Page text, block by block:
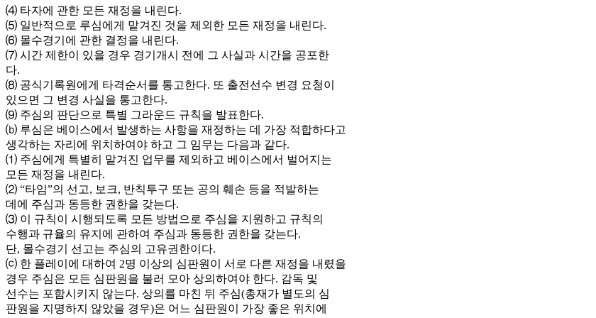
⑷ 타자에 관한 모든 재정을 내린다.
⑸ 일반적으로 루심에게 맡겨진 것을 제외한 모든 재정을 내린다.
⑹ 몰수경기에 관한 결정을 내린다.
⑺ 시간 제한이 있을 경우 경기개시 전에 그 사실과 시간을 공포한
다.
⑻ 공식기록원에게 타격순서를 통고한다. 또 출전선수 변경 요청이
있으면 그 변경 사실을 통고한다.
⑼ 주심의 판단으로 특별 그라운드 규칙을 발표한다.
⒝ 루심은 베이스에서 발생하는 사항을 재정하는 데 가장 적합하다고
생각하는 자리에 위치하여야 하고 그 임무는 다음과 같다.
⑴ 주심에게 특별히 맡겨진 업무를 제외하고 베이스에서 벌어지는
모든 재정을 내린다.
⑵ “타임”의 선고, 보크, 반칙투구 또는 공의 훼손 등을 적발하는
데에 주심과 동등한 권한을 갖는다.
⑶ 이 규칙이 시행되도록 모든 방법으로 주심을 지원하고 규칙의
수행과 규율의 유지에 관하여 주심과 동등한 권한을 갖는다.
단, 몰수경기 선고는 주심의 고유권한이다.
⒞ 한 플레이에 대하여 2명 이상의 심판원이 서로 다른 재정을 내렸을
경우 주심은 모든 심판원을 불러 모아 상의하여야 한다. 감독 및
선수는 포함시키지 않는다. 상의를 마친 뒤 주심(총재가 별도의 심
판원을 지명하지 않았을 경우)은 어느 심판원이 가장 좋은 위치에